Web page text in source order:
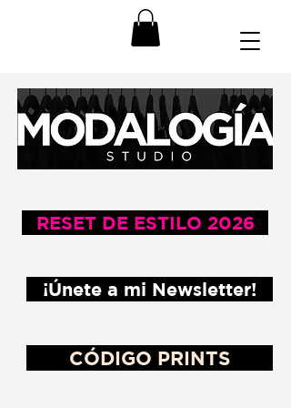
RESET DE ESTILO 2026
¡Únete a mi Newsletter!
CÓDIGO PRINTS